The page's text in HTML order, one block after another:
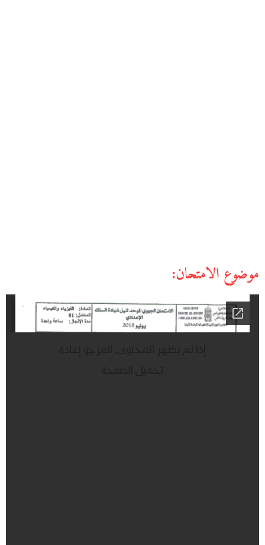
موضوع الامتحان: